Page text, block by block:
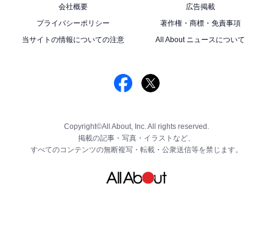
会社概要
広告掲載
プライバシーポリシー
著作権・商標・免責事項
当サイトの情報についての注意
All About ニュースについて
Copyright©All About, Inc. All rights reserved.
掲載の記事・写真・イラストなど、
すべてのコンテンツの無断複写・転載・公衆送信等を禁じます。